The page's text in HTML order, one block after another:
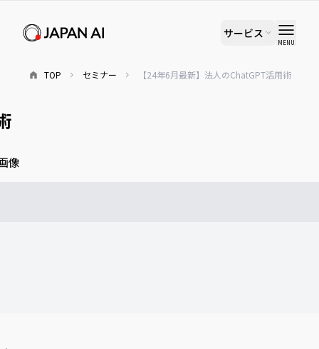
サービス
MENU
TOP セミナー 【24年6月最新】法人のChatGPT活用術